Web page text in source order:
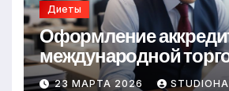
Диеты
Оформление
международной
23 МАРТА 2026